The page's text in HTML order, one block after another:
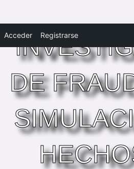
Acceder Registrarse
DE